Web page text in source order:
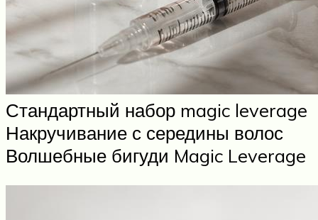
Стандартный набор magic leverage
Накручивание с середины волос
Волшебные бигуди Magic Leverage